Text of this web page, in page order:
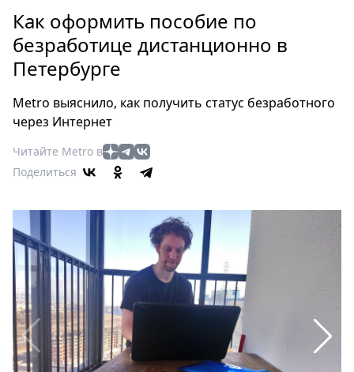
Россия
Мир
Здоровье
Туризм
Мода
Театр
Кино
Книги
Выставки
Пресс-
релизы
О
Metro
Стримы
Как оформить пособие по
безработице дистанционно в
Петербурге
Metro выяснило, как получить статус безработного
через Интернет
Читайте Metro в
Поделиться